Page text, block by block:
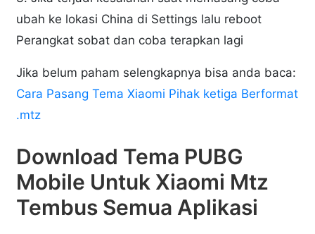
ubah ke lokasi China di Settings lalu reboot
Perangkat sobat dan coba terapkan lagi
Jika belum paham selengkapnya bisa anda baca:
Cara Pasang Tema Xiaomi Pihak ketiga Berformat
.mtz
Download Tema PUBG
Mobile Untuk Xiaomi Mtz
Tembus Semua Aplikasi